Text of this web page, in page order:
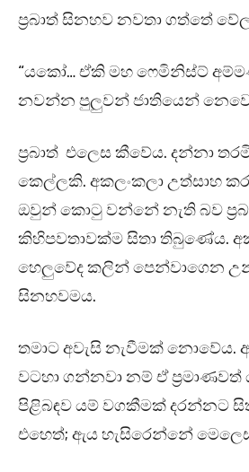
ප්‍රබාත් සිනහව නවතා ගත්තේ
“යකෝ… ඒකි මහ ෆෙමිනිස්ට්
නවන්න පුලුවන් ජාතියෙන්
ප්‍රබාත් එලෙස කීවේය. දන්නා
කෙල්ලකි. අකලංකලා උත්සාහ
ඔවුන් කොටු වන්නේ නැති බව
කිහිපවතාවක්ම සිතා තිබුණේය.
හෙලුවේද කලින් පෙන්වාගෙන
සිනහවමය.
තමාට අවැසි නැවීමක්
වටහා ගන්නවා නම් ඒ ප්‍රමාණවත්
පිළිබඳව යම් වගකීමක් දරන්නට
එහෙත්; ඇය හැසිරෙන්නේ